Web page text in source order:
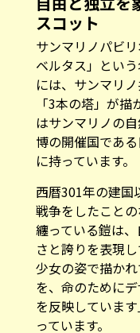
サンマリノパビ
ベルタス」とい
には、サンマリ
「3本の塔」が描
はサンマリノの自
博の開催国であ
に持っています。
西暦301年の建国
纏っている鎧は
さと誇りを表現
少女の姿で描か
を、命のために
を反映しています
っています。